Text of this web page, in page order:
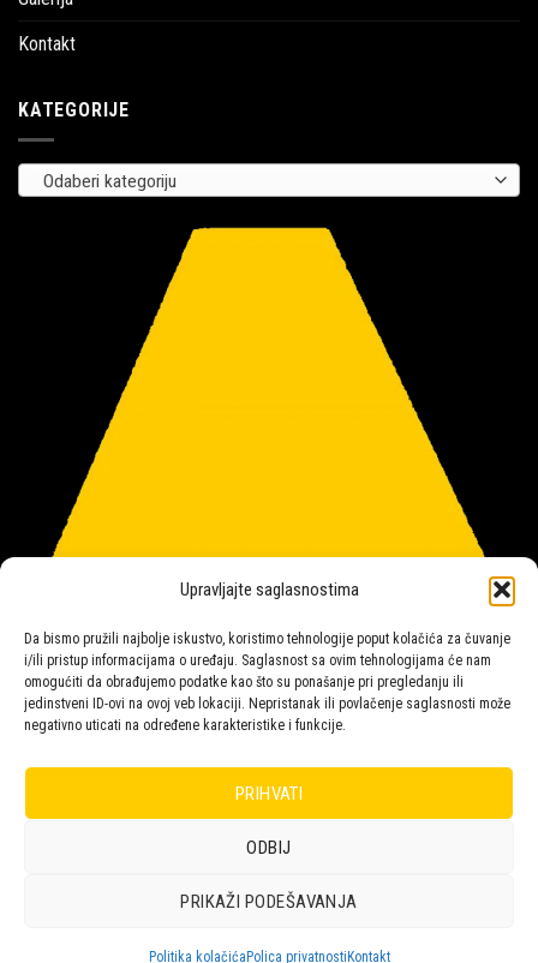
Upravljajte saglasnostima
Da bismo pružili najbolje iskustvo, koristimo tehnologije poput kolačića za čuvanje
i/ili pristup informacijama o uređaju. Saglasnost sa ovim tehnologijama će nam
omogućiti da obrađujemo podatke kao što su ponašanje pri pregledanju ili
jedinstveni ID-ovi na ovoj veb lokaciji. Nepristanak ili povlačenje saglasnosti može
negativno uticati na određene karakteristike i funkcije.
PRIHVATI
ODBIJ
PRIKAŽI PODEŠAVANJA
Politika kolačića Polica privatnosti Kontakt
Kontakt
KATEGORIJE
Odaberi kategoriju